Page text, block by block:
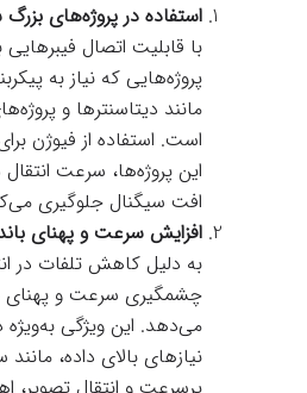
استفاده در پروژه‌های
با قابلیت اتصال فیبرهایی
پروژه‌هایی که نیاز به
مانند دیتاسنترها و
است. استفاده از فیوژن
این پروژه‌ها، سرعت انتقال
افت سیگنال جلوگیری
افزایش سرعت و پهنای
به دلیل کاهش تلفات در
چشمگیری سرعت و پهنای
می‌دهد. این ویژگی
نیازهای بالای داده،